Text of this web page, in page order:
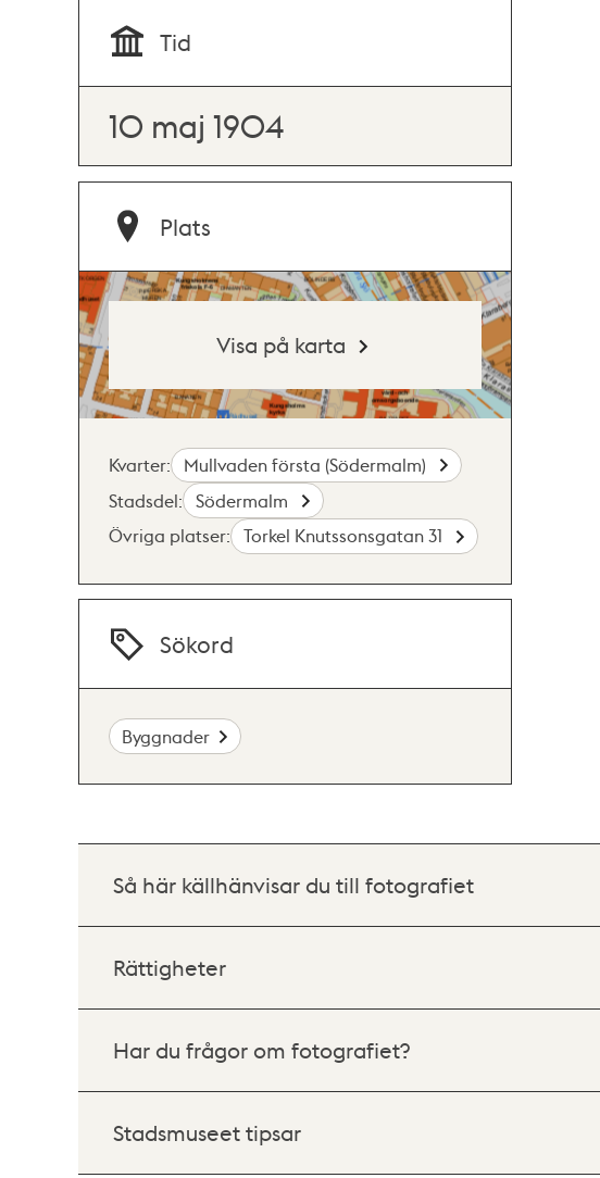
Tid
10 maj 1904
Plats
Visa på karta
Kvarter:
Mullvaden första (Södermalm)
Stadsdel:
Södermalm
Övriga platser:
Torkel Knutssonsgatan 31
Sökord
Byggnader
Så här källhänvisar du till fotografiet
Rättigheter
Har du frågor om fotografiet?
Stadsmuseet tipsar